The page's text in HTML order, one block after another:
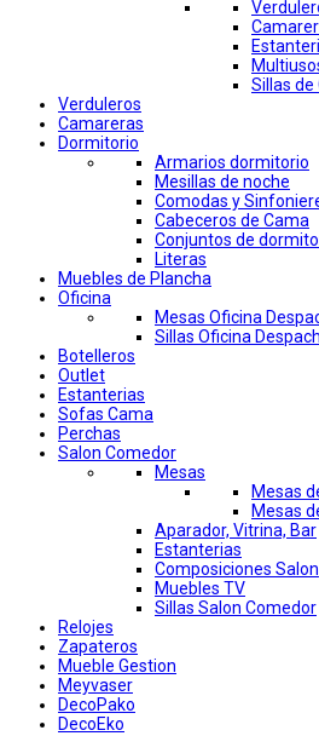
Sillas de
Verduleros
Camareras
Dormitorio
Armarios dormitorio
Mesillas de noche
Comodas y
Cabeceros de Cama
Conjuntos de
Literas
Muebles de Plancha
Oficina
Mesas Oficina
Sillas Oficina
Botelleros
Outlet
Estanterias
Sofas Cama
Perchas
Salon Comedor
Mesas
Mesas
Mesas
Aparador, Vitrina, Bar
Estanterias
Composiciones Salon
Muebles TV
Sillas Salon Comedor
Relojes
Zapateros
Mueble Gestion
Meyvaser
DecoPako
DecoEko